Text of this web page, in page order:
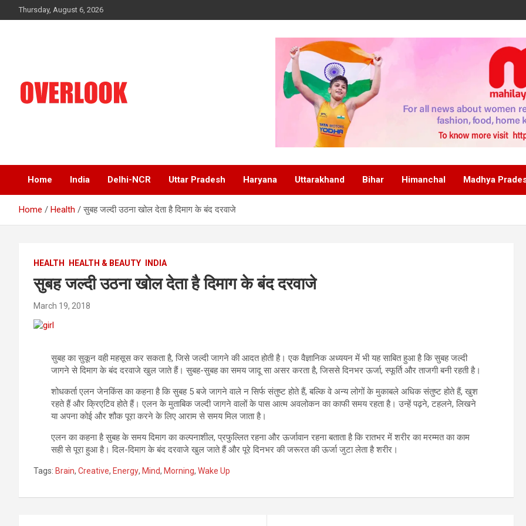
to
Thursday, August 6, 2026
Home India Delhi-NCR Uttar Pradesh Haryana Uttarakhand Bihar Himanchal Madhya
Home Health सुबह जल्दी उठना खोल देता है दिमाग के बंद दरवाजे
HEALTH HEALTH & BEAUTY INDIA
सुबह जल्दी उठना खोल देता है दिमाग के बंद दरवाजे
March 19, 2018
सुबह का सुकून वही महसूस कर सकता है, जिसे जल्दी जागने की आदत होती है। एक वैज्ञानिक अध्ययन में भी यह साबित हुआ है कि सुबह जल्दी
जागने से दिमाग के बंद दरवाजे खुल जाते हैं। सुबह-सुबह का समय जादू सा असर करता है, जिससे दिनभर ऊर्जा, स्फूर्ति और ताजगी बनी रहती है।
शोधकर्ता एलन जेनकिंस का कहना है कि सुबह 5 बजे जागने वाले न सिर्फ संतुष्ट होते हैं, बल्कि वे अन्य लोगों के मुकाबले अधिक संतुष्ट होते हैं, खुश
रहते हैं और क्रिएटिव होते हैं। एलन के मुताबिक जल्दी जागने वालों के पास आत्म अवलोकन का काफी समय रहता है। उन्हें पढ़ने, टहलने, लिखने
या अपना कोई और शौक पूरा करने के लिए आराम से समय मिल जाता है।
एलन का कहना है सुबह के समय दिमाग का कल्पनाशील, प्रफुल्लित रहना और ऊर्जावान रहना बताता है कि रातभर में शरीर का मरम्मत का काम
सही से पूरा हुआ है। दिल-दिमाग के बंद दरवाजे खुल जाते हैं और पूरे दिनभर की जरूरत की ऊर्जा जुटा लेता है शरीर।
Tags: Brain, Creative, Energy, Mind, Morning, Wake Up